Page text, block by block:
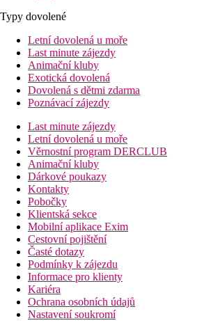
Typy dovolené
Letní dovolená u moře
Last minute zájezdy
Animační kluby
Exotická dovolená
Dovolená s dětmi zdarma
Poznávací zájezdy
Last minute zájezdy
Letní dovolená u moře
Věrnostní program DERCLUB
Animační kluby
Dárkové poukazy
Kontakty
Pobočky
Klientská sekce
Mobilní aplikace Exim
Cestovní pojištění
Časté dotazy
Podmínky k zájezdu
Informace pro klienty
Kariéra
Ochrana osobních údajů
Nastavení soukromí